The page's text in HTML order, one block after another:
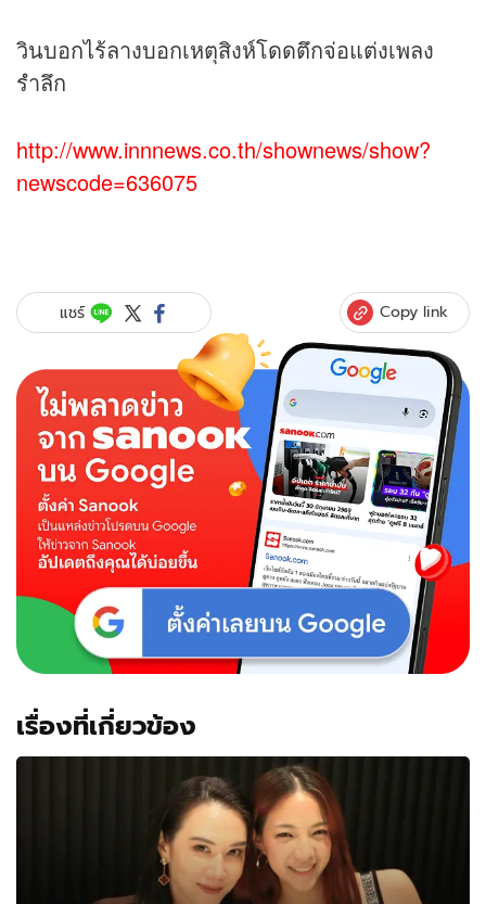
วินบอกไร้ลางบอกเหตุสิงห์โดดตึกจ่อแต่งเพลง
รำลึก
http://www.innnews.co.th/shownews/show?
newscode=636075
แชร์ Copy link
เรื่องที่เกี่ยวข้อง